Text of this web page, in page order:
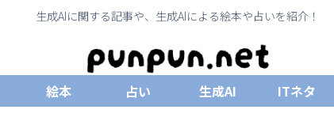
生成AIに関する記事や、生成AIによる絵本や占いを紹介！
絵本 占い 生成AI ITネタ